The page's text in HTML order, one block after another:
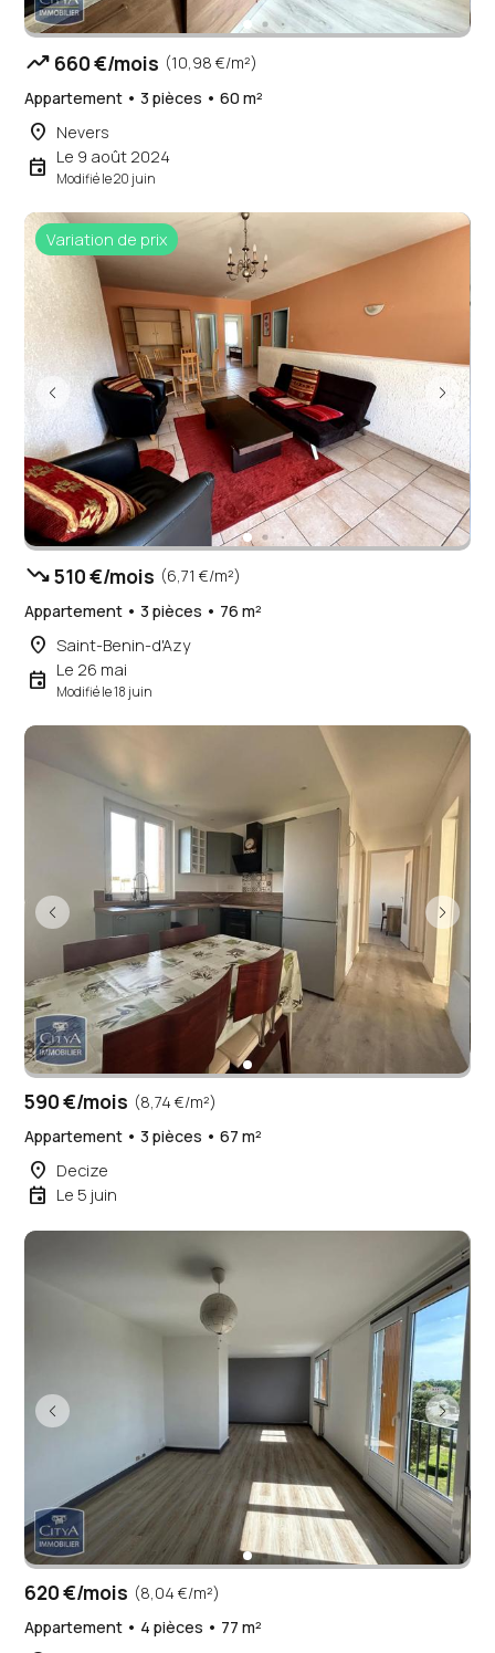
trending_up 660 €/mois (10,98 €/m²)
Appartement • 3 pièces • 60 m²
place Nevers
event Le 9 août 2024
Modifié le 20 juin
Variation de prix
trending_down510 €/mois (6,71 €/m²)
Appartement • 3 pièces • 76 m²
place Saint-Benin-d'Azy
event Le 26 mai
Modifié le 18 juin
590 €/mois (8,74 €/m²)
Appartement • 3 pièces • 67 m²
place Decize
event Le 5 juin
620 €/mois (8,04 €/m²)
Appartement • 4 pièces • 77 m²